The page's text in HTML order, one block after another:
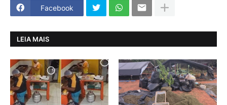
Facebook
LEIA MAIS